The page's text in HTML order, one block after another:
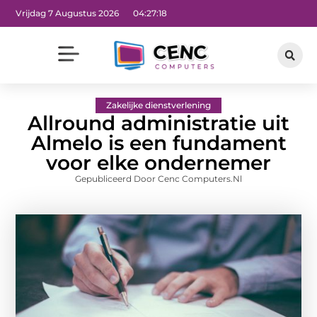
Vrijdag 7 Augustus 2026 04:27:20
Zakelijke dienstverlening
Allround administratie uit
Almelo is een fundament
voor elke ondernemer
Gepubliceerd Door Cenc Computers.nl